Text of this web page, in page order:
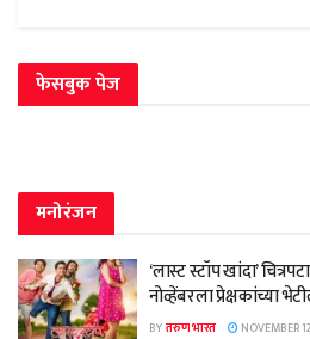
फेसबुक पेज
मनोरंजन
‘लास्ट स्टॉप खांदा’
नोव्हेंबरला प्रेक्षकांच्या
BYतरुण भारत NOVEMBER